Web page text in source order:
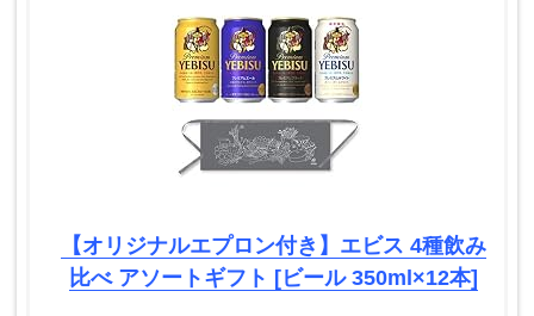
【オリジナルエプロン付き】エビス 4種飲み
比べ アソートギフト [ビール 350ml×12本]